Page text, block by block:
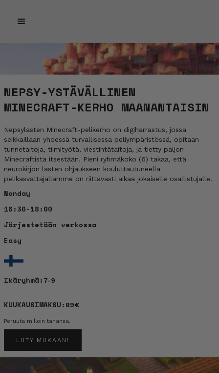
NEPSY-YSTÄVÄLLINEN
MINECRAFT-KERHO MAANANTAISIN
Nepsylasten Minecraft-pelikerho on digiharrastus, jossa
seikkaillaan yhdessä turvallisessa peliympäristössä, opitaan
tunnetaitoja, tiimityötä, viestintätaitoja, ja tietty paljon
Minecraftista itsestään. Pieni ryhmäkoko (6) takaa, että
neurokirjon lasten ohjaukseen kouluttautuneella
pelikasvattajallamme on riittävästi aikaa jokaiselle osallistujalle.
Monday
16:30-18:00
Järjestetään verkossa
Easy
Ikäryhmä: 7-9
KUUKAUSIMAKSU: 89€
Peruuta milloin tahansa.
LIITY MUKAAN!